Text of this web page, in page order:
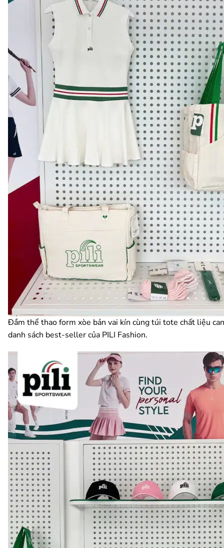
Đầm thể thao form xòe bản vai kín cùng túi tote chất liệu
danh sách best-seller của PILI Fashion.